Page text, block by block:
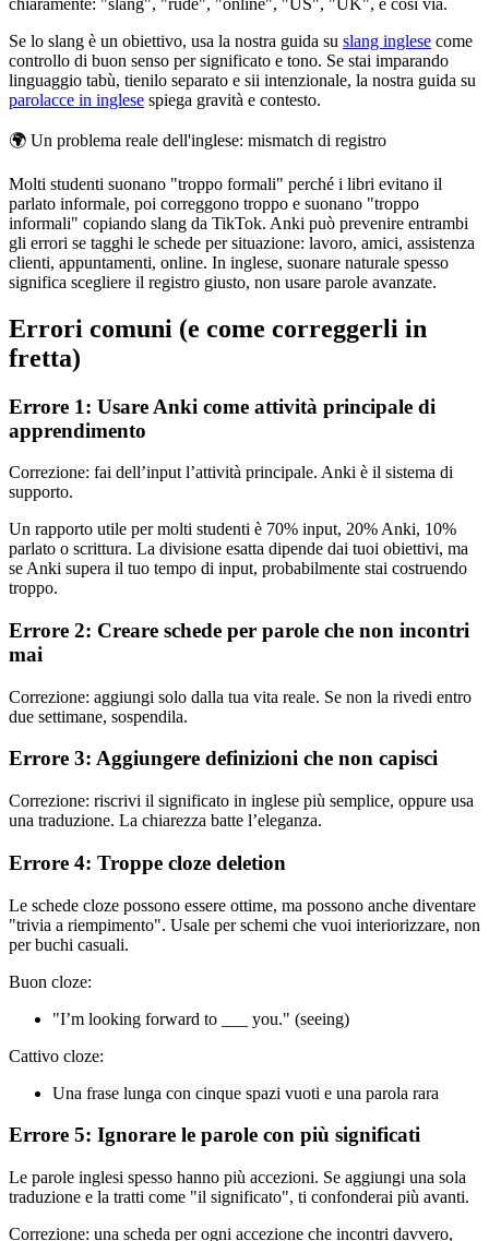
Se lo slang è un obiettivo, usa la nostra guida su slang inglese come
controllo di buon senso per significato e tono. Se stai imparando
linguaggio tabù, tienilo separato e sii intenzionale, la nostra guida su
parolacce in inglese spiega gravità e contesto.
🌍 Un problema reale dell'inglese: mismatch di registro
Molti studenti suonano "troppo formali" perché i libri evitano il
parlato informale, poi correggono troppo e suonano "troppo
informali" copiando slang da TikTok. Anki può prevenire entrambi
gli errori se tagghi le schede per situazione: lavoro, amici, assistenza
clienti, appuntamenti, online. In inglese, suonare naturale spesso
significa scegliere il registro giusto, non usare parole avanzate.
Errori comuni (e come correggerli in
fretta)
Errore 1: Usare Anki come attività principale di
apprendimento
Correzione: fai dell’input l’attività principale. Anki è il sistema di
supporto.
Un rapporto utile per molti studenti è 70% input, 20% Anki, 10%
parlato o scrittura. La divisione esatta dipende dai tuoi obiettivi, ma
se Anki supera il tuo tempo di input, probabilmente stai costruendo
troppo.
Errore 2: Creare schede per parole che non incontri
mai
Correzione: aggiungi solo dalla tua vita reale. Se non la rivedi entro
due settimane, sospendila.
Errore 3: Aggiungere definizioni che non capisci
Correzione: riscrivi il significato in inglese più semplice, oppure usa
una traduzione. La chiarezza batte l’eleganza.
Errore 4: Troppe cloze deletion
Le schede cloze possono essere ottime, ma possono anche diventare
"trivia a riempimento". Usale per schemi che vuoi interiorizzare, non
per buchi casuali.
Buon cloze:
"I’m looking forward to ___ you." (seeing)
Cattivo cloze:
Una frase lunga con cinque spazi vuoti e una parola rara
Errore 5: Ignorare le parole con più significati
Le parole inglesi spesso hanno più accezioni. Se aggiungi una sola
traduzione e la tratti come "il significato", ti confonderai più avanti.
Correzione: una scheda per ogni accezione che incontri davvero,